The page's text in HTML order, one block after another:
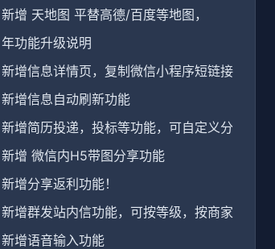
新增 天地图 平替高德/百度等地图，
年功能升级说明
新增信息详情页，复制微信小程序短链接
新增信息自动刷新功能
新增简历投递，投标等功能，可自定义分
新增 微信内H5带图分享功能
新增分享返利功能！
新增群发站内信功能，可按等级，按商家
新增语音输入功能